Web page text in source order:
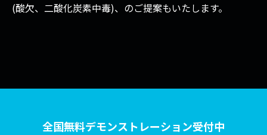
(酸欠、二酸化炭素中毒)、のご提案もいたします。
全国無料デモンストレーション受付中